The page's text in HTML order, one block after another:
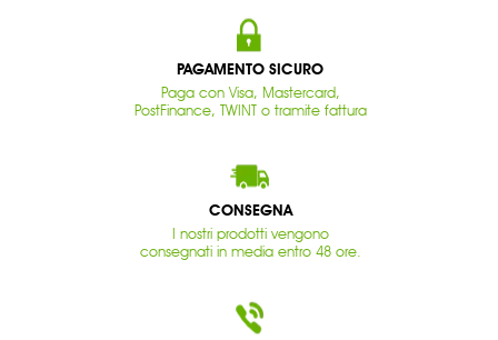
PAGAMENTO SICURO
Paga con Visa, Mastercard,
PostFinance, TWINT o tramite fattura
CONSEGNA
I nostri prodotti vengono
consegnati in media entro 48 ore.